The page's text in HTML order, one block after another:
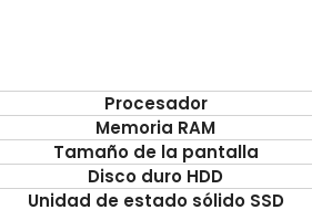
Procesador
Memoria RAM
Tamaño de la pantalla
Disco duro HDD
Unidad de estado sólido SSD